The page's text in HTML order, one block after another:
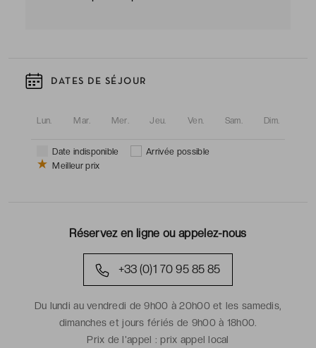
DATES DE SÉJOUR
Lun. Mar. Mer. Jeu. Ven. Sam. Dim.
Date indisponible
Arrivée possible
Meilleur prix
Réservez en ligne ou appelez-nous
+33 (0)1 70 95 85 85
Du lundi au vendredi de 9h00 à 20h00 et les samedis,
dimanches et jours fériés de 9h00 à 18h00.
Prix de l'appel :prix appel local